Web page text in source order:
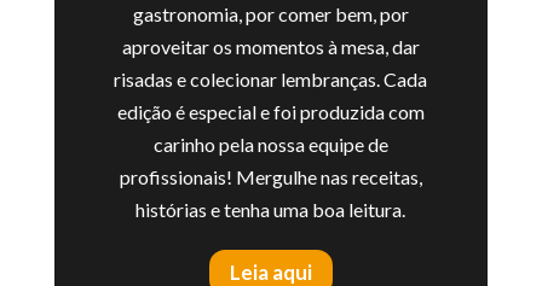
gastronomia, por comer bem, por
aproveitar os momentos à mesa, dar
risadas e colecionar lembranças. Cada
edição é especial e foi produzida com
carinho pela nossa equipe de
profissionais! Mergulhe nas receitas,
histórias e tenha uma boa leitura.
Leia aqui